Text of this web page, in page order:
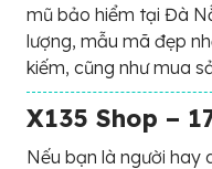
mũ bảo hiểm tại Đà
lượng, mẫu mã đẹp
kiếm, cũng như mua
X135 Shop –
Nếu bạn là người hay